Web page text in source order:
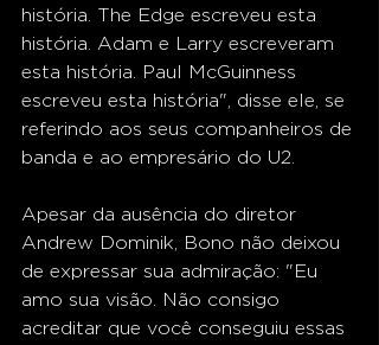
história. The Edge escreveu esta
história. Adam e Larry escreveram
esta história. Paul McGuinness
escreveu esta história", disse ele, se
referindo aos seus companheiros de
banda e ao empresário do U2.
Apesar da ausência do diretor
Andrew Dominik, Bono não deixou
de expressar sua admiração: "Eu
amo sua visão. Não consigo
acreditar que você conseguiu essas